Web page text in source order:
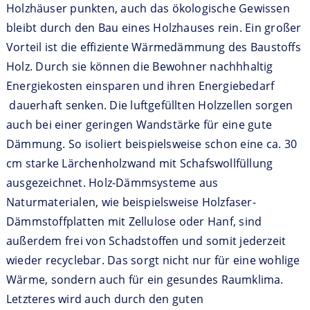
Holzhäuser punkten, auch das ökologische Gewissen
bleibt durch den Bau eines Holzhauses rein. Ein großer
Vorteil ist die effiziente Wärmedämmung des Baustoffs
Holz. Durch sie können die Bewohner nachhhaltig
Energiekosten einsparen und ihren Energiebedarf
dauerhaft senken. Die luftgefüllten Holzzellen sorgen
auch bei einer geringen Wandstärke für eine gute
Dämmung. So isoliert beispielsweise schon eine ca. 30
cm starke Lärchenholzwand mit Schafswollfüllung
ausgezeichnet. Holz-Dämmsysteme aus
Naturmaterialen, wie beispielsweise Holzfaser-
Dämmstoffplatten mit Zellulose oder Hanf, sind
außerdem frei von Schadstoffen und somit jederzeit
wieder recyclebar. Das sorgt nicht nur für eine wohlige
Wärme, sondern auch für ein gesundes Raumklima.
Letzteres wird auch durch den guten